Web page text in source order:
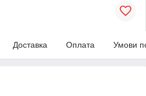
Доставка Оплата Умови